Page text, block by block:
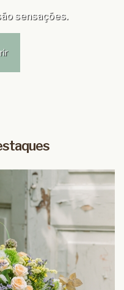
sensações.